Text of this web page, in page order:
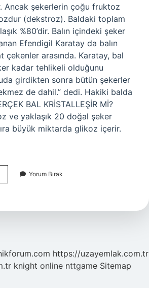
Ancak şekerlerin çoğu fruktoz
(dekstroz). Baldaki toplam
%80’dir. Balın içindeki şeker
Efendigil Karatay da balın
çekenler arasında. Karatay, bal
kadar tehlikeli olduğunu
girdikten sonra bütün şekerler
de dahil.” dedi. Hakiki balda
BAL KRİSTALLEŞİR Mİ?
ve yaklaşık 20 doğal şeker
büyük miktarda glikoz içerir.
Yorum Bırak
https://uzayemlak.com.tr
knight online nttgame Sitemap